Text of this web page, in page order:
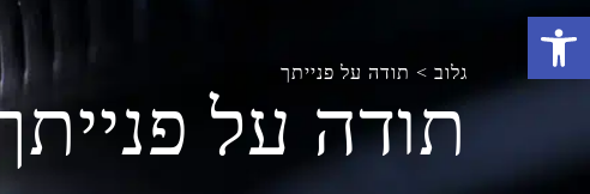
פתח סרגל נגישות
גלוב > תודה על פנייתך
תודה על